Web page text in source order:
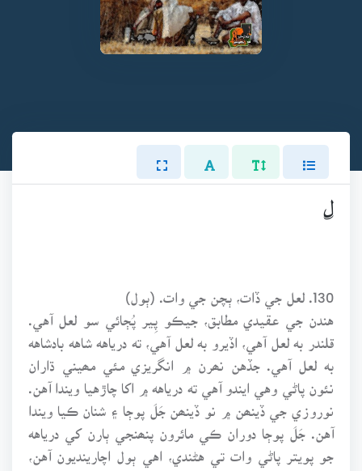
ل
130. لعل جي ڏات، ٻچن جي وات. (ٻول)
هندن جي عقيدي مطابق، جيڪو پِير پُڄائي سو لعل آهي.
قلندر به لعل آهي، اڏيرو به لعل آهي، ته درياهه شاهه بادشاهه
به لعل آهي. جڏهن نھرن ۾ انگريزي مئي مھيني ڌاران
نئون پاڻي وهي ايندو آهي ته درياهه ۾ اکا چاڙهيا ويندا آهن.
نوروزي جي ڏينھن ۾ نو ڏينھن جَلَ پوڄا ۽ شنان ڪيا ويندا
آهن. جَلَ پوڄا دوران ڪي مائرون پنھنجي ٻارن کي درياهه
جو پويتر پاڻي وات تي هڻندي، اهي ٻول اچارينديون آهن،